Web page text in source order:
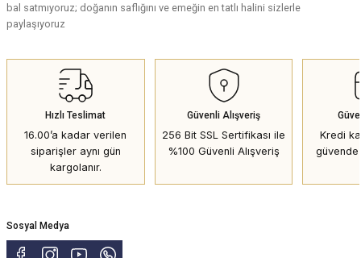
bal satmıyoruz; doğanın saflığını ve emeğin en tatlı halini sizlerle
paylaşıyoruz
Hızlı Teslimat
16.00’a kadar verilen
siparişler aynı gün
kargolanır.
Güvenli Alışveriş
256 Bit SSL Sertifikası ile
%100 Güvenli Alışveriş
Kredi
güvende
Sosyal Medya